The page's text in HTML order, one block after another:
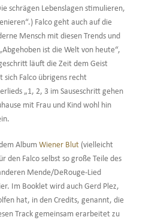
schrägen Lebenslagen stimulieren,
Falco geht auch auf die
Mensch mit diesen Trends und
ist die Welt von heute“,
läuft die Zeit dem Geist
Falco übrigens recht
„1, 2, 3 im Sauseschritt gehen
mit Frau und Kind wohl hin
AlbumWiener Blut(vielleicht
den Falco selbst so große Teile des
Mende/DeRouge-Lied
Im Booklet wird auch Gerd Plez,
hat, in den Credits, genannt, die
Track gemeinsam erarbeitet zu